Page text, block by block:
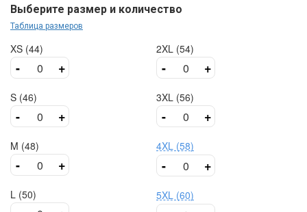
Выберите размер и количество
Таблица размеров
XS (44)
- +
S (46)
- +
M (48)
- +
L (50)
2XL (54)
- +
3XL (56)
- +
4XL (58)
- +
5XL (60)